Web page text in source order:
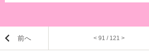
前へ < 91 / 121 >